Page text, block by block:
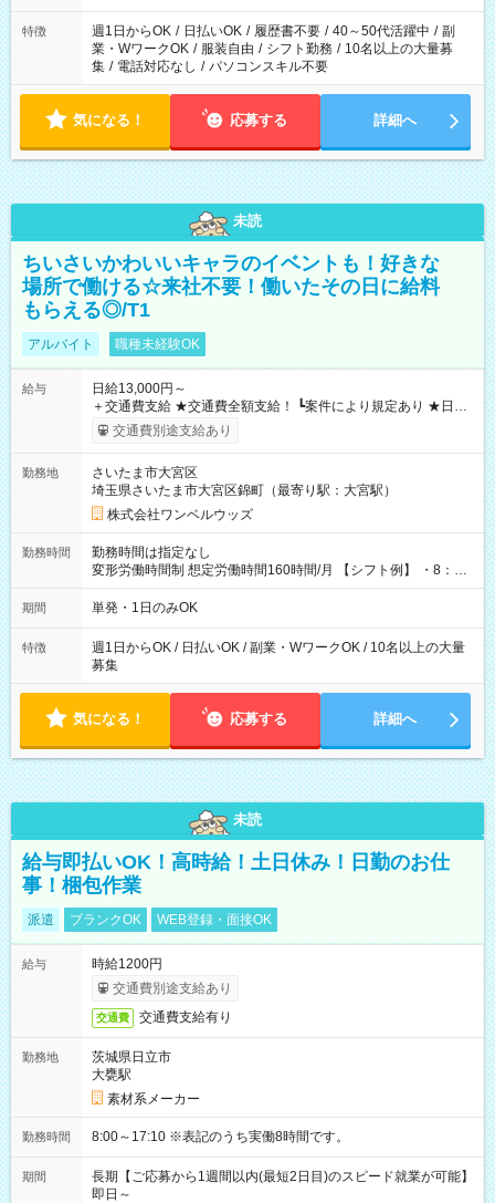
特徴 週1日からOK / 日払いOK / 履歴書不要 / 40～50代活躍中 / 副
業・WワークOK / 服装自由 / シフト勤務 / 10名以上の大量募
集 / 電話対応なし / パソコンスキル不要
気になる！ 応募する 詳細へ
未読
ちいさいかわいいキャラのイベントも！好きな
場所で働ける☆来社不要！働いたその日に給料
もらえる◎/T1
アルバイト 職種未経験OK
給与
日給13,000円～
＋交通費支給 ★交通費全額支給！ ┗案件により規定あり ★日払
いOK！（規定あり） ┗働いたその日に現金GET♪ お仕事後はコ
ンビニATMから 日払い分を引き落とせます！ 【試用期間】試
交通費別途支給あり
勤務地
さいたま市大宮区
埼玉県さいたま市大宮区錦町（最寄り駅：大宮駅）
株式会社ワンベルウッズ
勤務時間
勤務時間は指定なし
変形労働時間制 想定労働時間160時間/月 【シフト例】 ・8：00
～21：00
期間 単発・1日のみOK
特徴
週1日からOK / 日払いOK / 副業・WワークOK / 10名以上の大量
募集
気になる！ 応募する 詳細へ
未読
給与即払いOK！高時給！土日休み！日勤のお仕
事！梱包作業
派遣 ブランクOK WEB登録・面接OK
給与
時給1200円
交通費別途支給あり
交通費 交通費支給有り
勤務地
茨城県日立市
大甕駅
素材系メーカー
勤務時間 8:00～17:10 ※表記のうち実働8時間です。
期間
長期【ご応募から1週間以内(最短2日目)のスピード就業が可能】
即日～